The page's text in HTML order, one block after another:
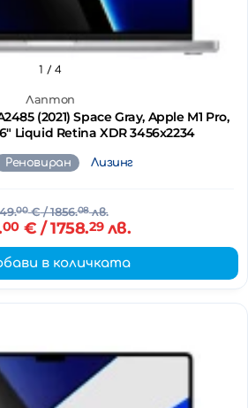
Лаптоп
(2021) Space Gray, Apple M1 Pro,
Liquid Retina XDR 3456x2234
1 / 4
Реновиран Лизинг
00€/ 1856.08лв.
00€ / 1758.29лв.
в количката